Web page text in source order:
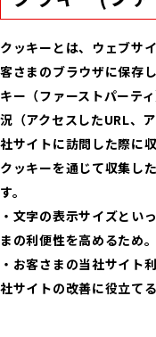
クッキーとは、ウェブサ
客さまのブラウザに保存
キー（ファーストパーテ
況（アクセスしたURL、
社サイトに訪問した際に
クッキーを通じて収集し
す。
・文字の表示サイズとい
まの利便性を高めるため。
・お客さまの当社サイト
社サイトの改善に役立てる